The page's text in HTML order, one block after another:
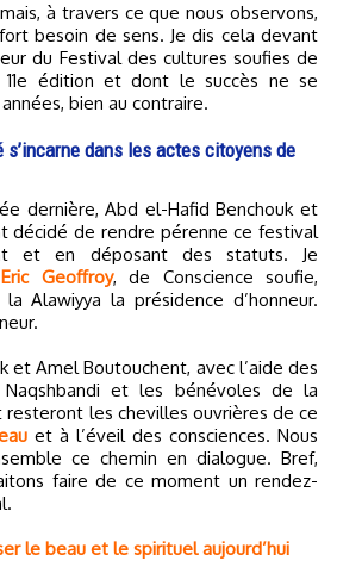
à travers ce que nous observons,
besoin de sens. Je dis cela devant
du Festival des cultures soufies de
édition et dont le succès ne se
bien au contraire.
dans les actes citoyens de
décidé de rendre pérenne ce festival
et en déposant des statuts. Je
Eric Geoffroy, de Conscience soufie,
Alawiyya la présidence d’honneur.
et Amel Boutouchent, avec l’aide des
et les bénévoles de la
resteront les chevilles ouvrières de ce
et à l’éveil des consciences. Nous
ce chemin en dialogue. Bref,
faire de ce moment un rendez-
le beau et le spirituel aujourd’hui